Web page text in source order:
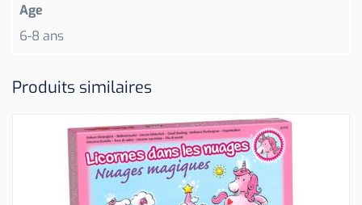
Age
6-8 ans
Produits similaires